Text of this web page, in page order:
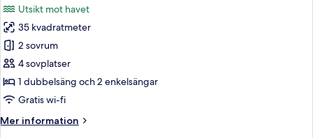
-
utsikt
mot
staden
foton
för
Familjesvit
Utsikt mot havet
35 kvadratmeter
2 sovrum
4 sovplatser
1 dubbelsäng och 2 enkelsängar
Gratis wi-fi
Mer information
Mer